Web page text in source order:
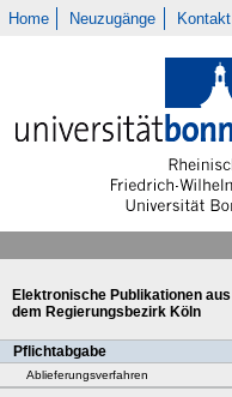
Home Neuzugänge Kontakt
Elektronische Publikationen aus
dem Regierungsbezirk Köln
Pflichtabgabe
Ablieferungsverfahren